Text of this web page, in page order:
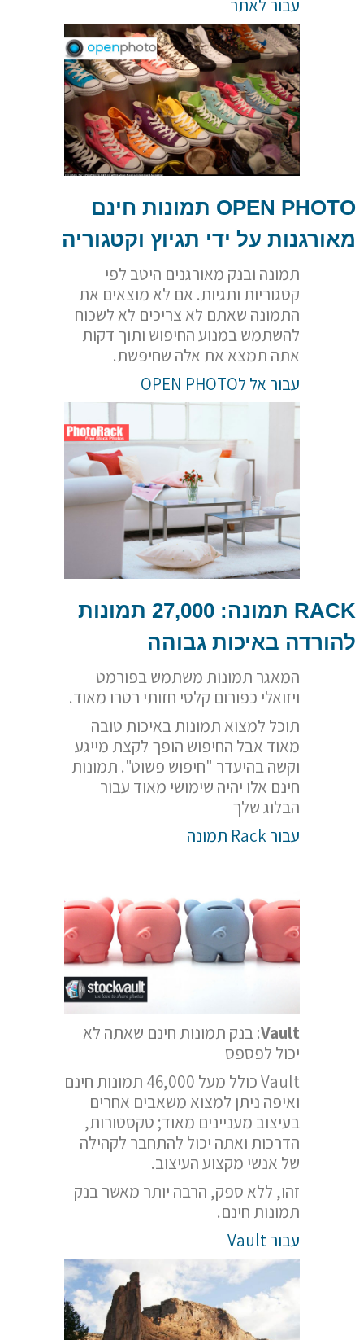
עבור לאתר
OPEN PHOTOתמונות חינם
מאורגנות על ידי תגיוץ וקטגוריה
תמונה ובנק מאורגנים היטב לפי
קטגוריות ותגיות. אם לא מוצאים את
התמונה שאתם לא צריכים לא לשכוח
להשתמש במנוע החיפוש ותוך דקות
אתה תמצא את אלה שחיפשת.
עבור אל לOPEN PHOTO
RACK
תמונה: 27,000 תמונות
להורדה באיכות גבוהה
המאגר תמונות משתמש בפורמט
ויזואלי כפורום קלסי חזותי רטרו מאוד.
תוכל למצוא תמונות באיכות טובה
מאוד אבל החיפוש הופך לקצת מייגע
וקשה בהיעדר "חיפוש פשוט". תמונות
חינם אלו יהיה שימושי מאוד עבור
הבלוג שלך
עבור Rack תמונה
Vault: בנק תמונות חינם שאתה לא
יכול לפספס
Vault כולל מעל 46,000 תמונות חינם
ואיפה ניתן למצוא משאבים אחרים
בעיצוב מעניינים מאוד; טקסטורות,
הדרכות ואתה יכול להתחבר לקהילה
של אנשי מקצוע העיצוב.
זהו, ללא ספק, הרבה יותר מאשר בנק
תמונות חינם.
עבור Vault